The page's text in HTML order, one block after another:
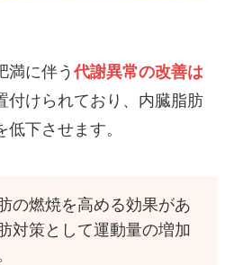
満に伴う 代謝異常の改善は
付けられており、内臓脂肪
下させます。
の燃焼を高める効果があ
対策として運動量の増加